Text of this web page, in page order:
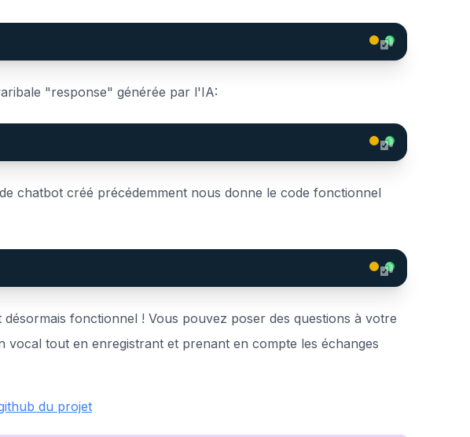
"response" générée par l'IA:
chatbot créé précédemment nous donne le code fonctionnel
fonctionnel ! Vous pouvez poser des questions à votre
tout en enregistrant et prenant en compte les échanges
du projet